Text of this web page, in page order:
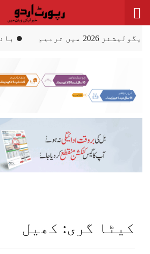
to
بانی مضبوط ہیں، وہ قرآن
کیٹا گری: کھیل